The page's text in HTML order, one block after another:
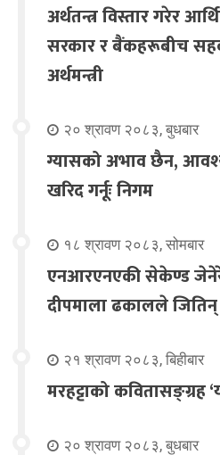
अर्थतन्त्र विस्तार गरेर
सरकार र बैंकहरूबीच
अर्थमन्त्री
२० श्रावण २०८३, बुधबार
ग्यासको अभाव छैन,
खरिद गर्नूः निगम
१८ श्रावण २०८३, सोमबार
एनआरएनएकी सेकेण्ड
दीपमाला ढकालले
२१ श्रावण २०८३, बिहीबार
मरहट्टाको कवितासङ्ग्रह
२० श्रावण २०८३, बुधबार